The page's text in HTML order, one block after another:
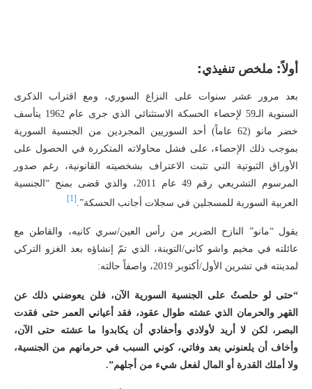
أولاً: ملخص تنفيذي:
بعد مرور عشر سنوات على النزاع السوري، ومع اقتراب الذكرى
السنوية الـ59 لإحصاء الحسكة الاستثنائي الذي جرى عام 1962 يتأسف
خضر مانو (62 عاماً) أحد السوريين المجردين من الجنسية السورية
بموجب ذلك الإحصاء، على فشل محاولاته المتكررة في الحصول على
الأوراق الثبوتية التي تثبت الاعتراف بشخصيته القانونية، رغم صدور
المرسوم التشريعي رقم 49 عام 2011، والذي قضى بمنح “الجنسية
العربية السورية للمسجلين في سجلات أجانب الحسكة”.
يقول “مانو” النازح الضرير من رأس العين/سري كانيه، والقاطن مع
عائلته في مخيم واشو كاني/التوينة، الذي تمّ إنشاؤه بعد الغزو التركي
لمدينته في تشرين الأول/أكتوبر 2019، واصفاً حالته:
“حتى لو حلصتُ على الجنسية السورية الآن، فلن يعوضني ذلك عن
القهر والحرمان الذي عشته طوال عقود، فقد أعياني العمر حتى فقدت
البصر، لكن لا أريد لأولادي وأحفادي أن يكابدوا ما عشته حتى الآن،
وأخاف أن يلعنوني بعد وفاتي، كوني السبب في حرمانهم من الجنسية،
ولا أملك القدرة أو المال لفعل شيء من أجلهم”.